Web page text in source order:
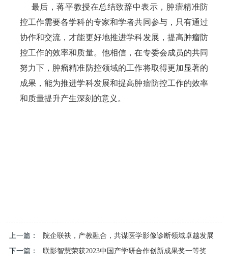
最后，蒋平教授在总结致辞中表示，肿瘤精准防
控工作需要各学科的专家和学者共同参与，只有通过
协作和交流，才能更好地推进学科发展，提高肿瘤防
控工作的效率和质量。他相信，在专委会成员的共同
努力下，肿瘤精准防控领域的工作将取得更加显著的
成果，能为推进学科发展和提高肿瘤防控工作的效率
和质量提升产生深刻的意义。
上一篇：
院企联袂，产教融合，共谋医学影像诊断领域卓越发展
下一篇：
联影智慧荣获2023中国产学研合作创新成果奖一等奖